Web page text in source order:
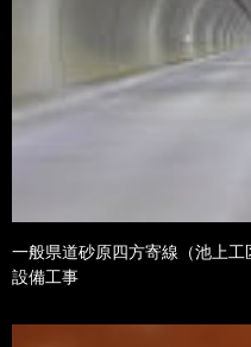
一般県道砂原四方寄線（池上
設備工事